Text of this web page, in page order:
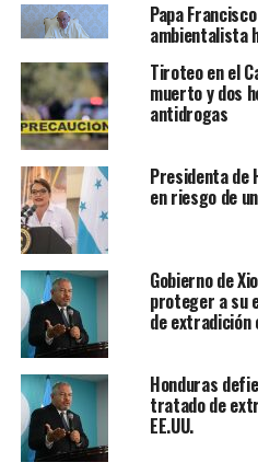
Papa
ambientalista
Tiroteo en el
muerto y dos
antidrogas
Presidenta de
en riesgo de
Gobierno de
proteger a su
de extradición
Honduras
tratado de
EE.UU.